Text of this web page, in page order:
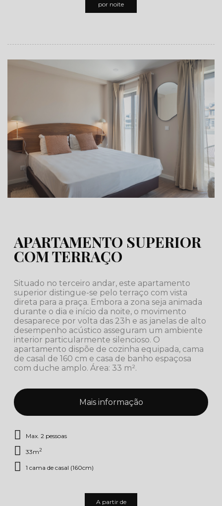
por noite
APARTAMENTO SUPERIOR
COM TERRAÇO
Situado no terceiro andar, este apartamento
superior distingue-se pelo terraço com vista
direta para a praça. Embora a zona seja animada
durante o dia e início da noite, o movimento
desaparece por volta das 23h e as janelas de alto
desempenho acústico asseguram um ambiente
interior particularmente silencioso. O
apartamento dispõe de cozinha equipada, cama
de casal de 160 cm e casa de banho espaçosa
com duche amplo. Área: 33 m².
Mais informação
Max. 2 pessoas
33m2
1 cama de casal (160cm)
A partir de